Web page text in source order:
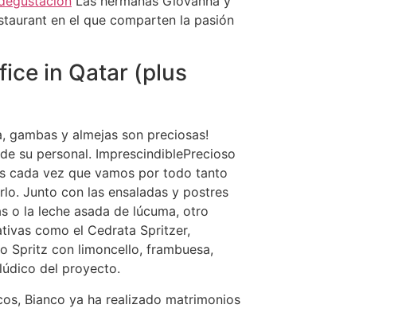
en el que comparten la pasión
in Qatar (plus
gambas y almejas son preciosas!
su personal. ImprescindiblePrecioso
cada vez que vamos por todo tanto
Junto con las ensaladas y postres
o la leche asada de lúcuma, otro
como el Cedrata Spritzer,
Spritz con limoncello, frambuesa,
del proyecto.
Bianco ya ha realizado matrimonios